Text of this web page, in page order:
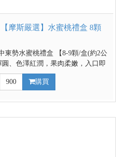
【摩斯嚴選】水蜜桃禮盒 8顆
東勢水蜜桃禮盒 【8-9顆/盒(約2公
、色澤紅潤，果肉柔嫩，入口即
發梨山特有的清冷濃郁香氣，特別
桃所沒有的，滋味絕不遜於日本水
出貨時間】8/6(四)起由東勢區農會
900 購買